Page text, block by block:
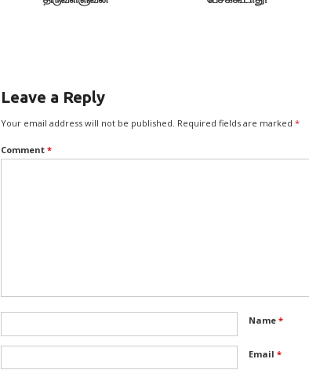
Leave a Reply
Your email address will not be published. Required fields are marked *
Comment *
Name *
Email *